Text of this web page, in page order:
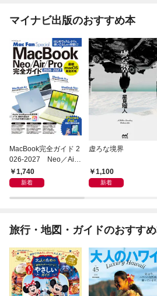
マイナビ出版のおすすめ本
MacBook完全ガイド 2
026-2027 Neo／Air
／Pro対応
1,740
新着
虚ろな境界
1,100
新着
旅行・地図・ガイドのおすす